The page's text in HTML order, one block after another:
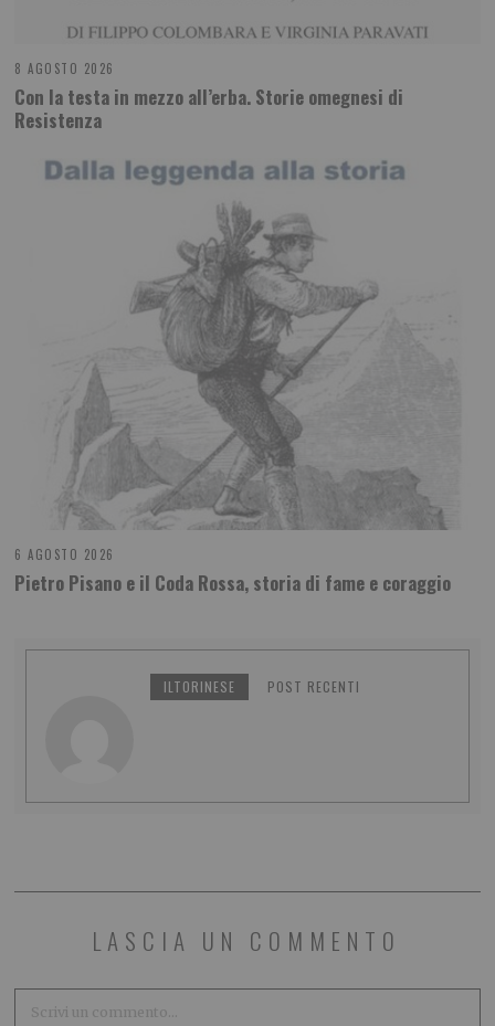
8 AGOSTO 2026
Con la testa in mezzo all’erba. Storie omegnesi di
Resistenza
6 AGOSTO 2026
Pietro Pisano e il Coda Rossa, storia di fame e coraggio
ILTORINESE POST RECENTI
LASCIA UN COMMENTO